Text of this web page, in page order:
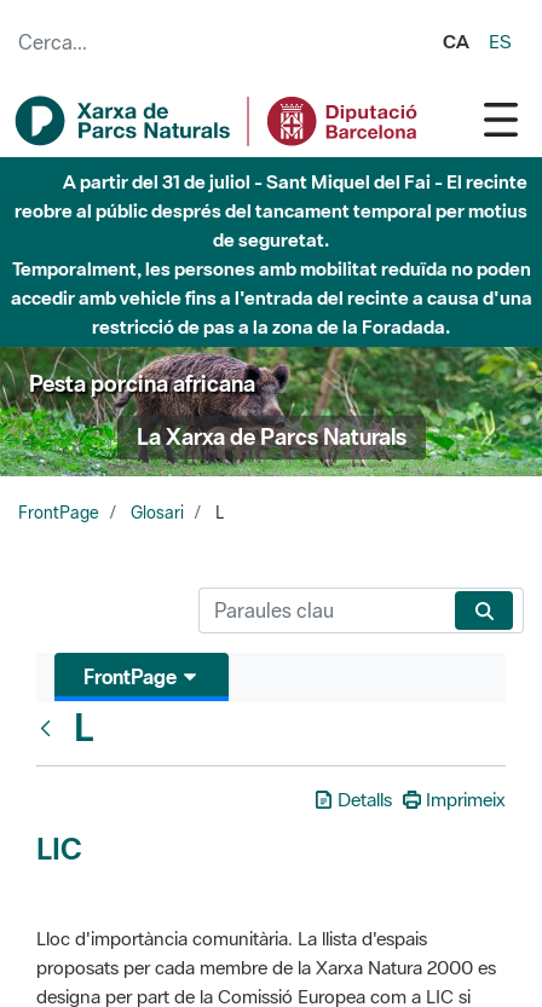
CA ES
A partir del 31 de juliol - Sant Miquel del Fai - El recinte
reobre al públic després del tancament temporal per motius
de seguretat.
Temporalment, les persones amb mobilitat reduïda no poden
accedir amb vehicle fins a l'entrada del recinte a causa d'una
restricció de pas a la zona de la Foradada.
Pesta porcina africana
La Xarxa de Parcs Naturals
FrontPage Glosari L
FrontPage
L
Detalls Imprimeix
LIC
Lloc d'importància comunitària. La llista d'espais
proposats per cada membre de la Xarxa Natura 2000 es
designa per part de la Comissió Europea com a LIC si